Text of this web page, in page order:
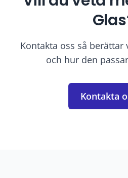
Kontakta oss så
och hur den
Kontakta